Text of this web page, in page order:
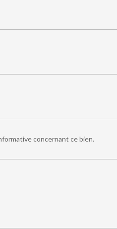
concernant ce bien.